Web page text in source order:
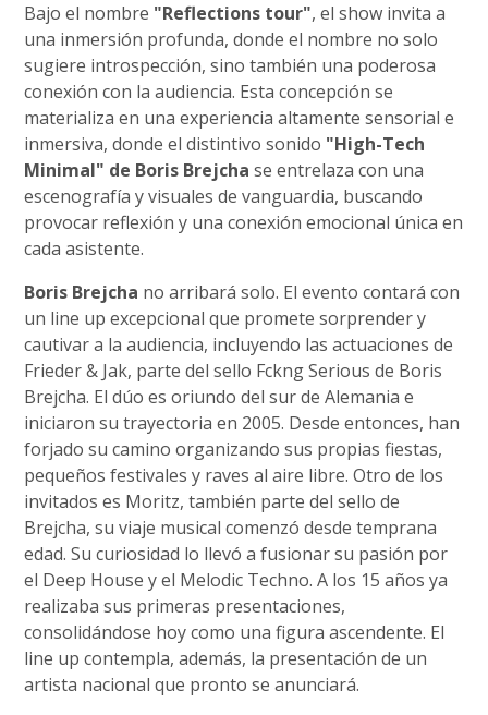
Bajo el nombre "Reflections tour", el show invita a
una inmersión profunda, donde el nombre no solo
sugiere introspección, sino también una poderosa
conexión con la audiencia. Esta concepción se
materializa en una experiencia altamente sensorial e
inmersiva, donde el distintivo sonido "High-Tech
Minimal" de Boris Brejcha se entrelaza con una
escenografía y visuales de vanguardia, buscando
provocar reflexión y una conexión emocional única en
cada asistente.
Boris Brejcha no arribará solo. El evento contará con
un line up excepcional que promete sorprender y
cautivar a la audiencia, incluyendo las actuaciones de
Frieder & Jak, parte del sello Fckng Serious de Boris
Brejcha. El dúo es oriundo del sur de Alemania e
iniciaron su trayectoria en 2005. Desde entonces, han
forjado su camino organizando sus propias fiestas,
pequeños festivales y raves al aire libre. Otro de los
invitados es Moritz, también parte del sello de
Brejcha, su viaje musical comenzó desde temprana
edad. Su curiosidad lo llevó a fusionar su pasión por
el Deep House y el Melodic Techno. A los 15 años ya
realizaba sus primeras presentaciones,
consolidándose hoy como una figura ascendente. El
line up contempla, además, la presentación de un
artista nacional que pronto se anunciará.